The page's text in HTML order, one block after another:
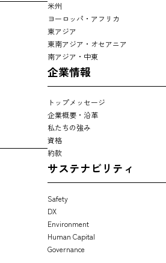
米州
ヨーロッパ・アフリカ
東アジア
東南アジア・オセアニア
南アジア・中東
企業情報
トップメッセージ
企業概要・沿革
私たちの強み
資格
約款
サステナビリティ
Safety
DX
Environment
Human Capital
Governance